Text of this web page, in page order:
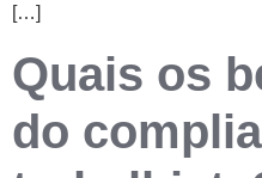
[…]
Quais os
do